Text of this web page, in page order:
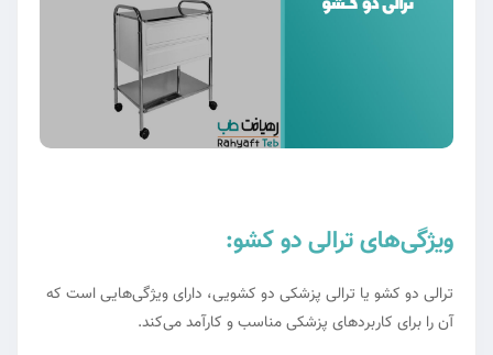
ویژگی‌های ترالی دو کشو:
ترالی دو کشو یا ترالی پزشکی دو کشویی، دارای ویژگی‌هایی است که
آن را برای کاربردهای پزشکی مناسب و کارآمد می‌کند.